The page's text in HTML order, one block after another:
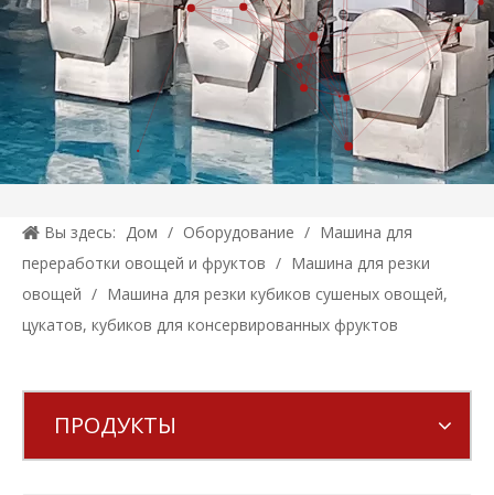
Вы здесь: Дом / Оборудование / Машина для
переработки овощей и фруктов / Машина для резки
овощей / Машина для резки кубиков сушеных овощей,
цукатов, кубиков для консервированных фруктов
ПРОДУКТЫ